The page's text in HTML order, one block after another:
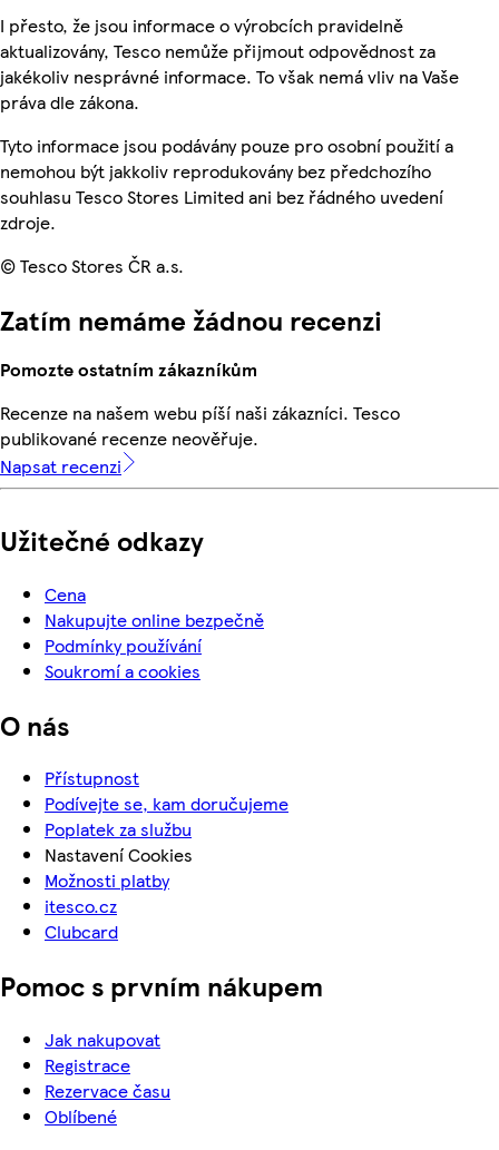
I přesto, že jsou informace o výrobcích pravidelně
aktualizovány, Tesco nemůže přijmout odpovědnost za
jakékoliv nesprávné informace. To však nemá vliv na Vaše
práva dle zákona.
Tyto informace jsou podávány pouze pro osobní použití a
nemohou být jakkoliv reprodukovány bez předchozího
souhlasu Tesco Stores Limited ani bez řádného uvedení
zdroje.
© Tesco Stores ČR a.s.
Zatím nemáme žádnou recenzi
Pomozte ostatním zákazníkům
Recenze na našem webu píší naši zákazníci. Tesco
publikované recenze neověřuje.
Napsat recenzi
Užitečné odkazy
Cena
Nakupujte online bezpečně
Podmínky používání
Soukromí a cookies
O nás
Přístupnost
Podívejte se, kam doručujeme
Poplatek za službu
Nastavení Cookies
Možnosti platby
itesco.cz
Clubcard
Pomoc s prvním nákupem
Jak nakupovat
Registrace
Rezervace času
Oblíbené